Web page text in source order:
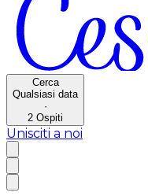
Cerca
Qualsiasi data
·
2 Ospiti
Unisciti a noi